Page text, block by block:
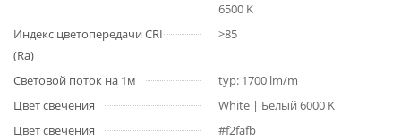
6500 K
Индекс цветопередачи CRI
(Ra)
>85
Световой поток на 1м
typ: 1700 lm/m
Цвет свечения
White | Белый 6000 K
Цвет свечения
#f2fafb